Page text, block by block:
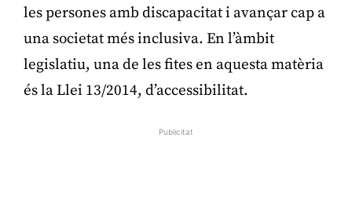
les persones amb discapacitat i avançar cap a
una societat més inclusiva. En l’àmbit
legislatiu, una de les fites en aquesta matèria
és la Llei 13/2014, d’accessibilitat.
Publicitat